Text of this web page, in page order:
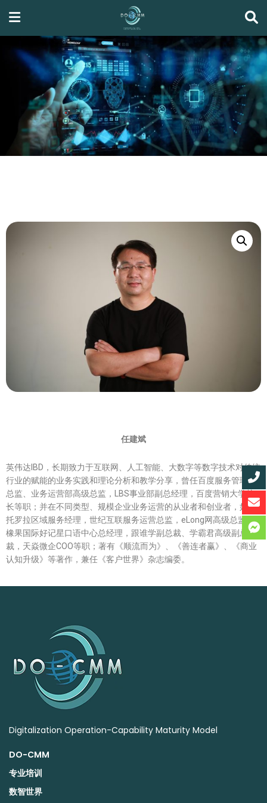
任建斌
英伟达IBD，长期致力于互联网、人工智能、大数字等数字技术对传统
行业的赋能的业务实践和理论分析和教学分享，曾任百度服务管理部
总监、业务运营部高级总监，LBS事业部副总经理，百度营销大学校
长等职；并在不同类型、规模企业业务运营的从业者和创业者，如摩
托罗拉区域服务经理，世纪互联服务运营总监，eLong网高级总监，
橡果国际好记星口语中心总经理，跟谁学副总裁、学霸君高级副总
裁，天焱微企COO等职；著有《顺流而为》、《善连者赢》、《商业
认知升级》等著作，兼任《客户世界》杂志编委。
Digitalization Operation-Capability Maturity Model
DO-CMM
专业培训
数智世界